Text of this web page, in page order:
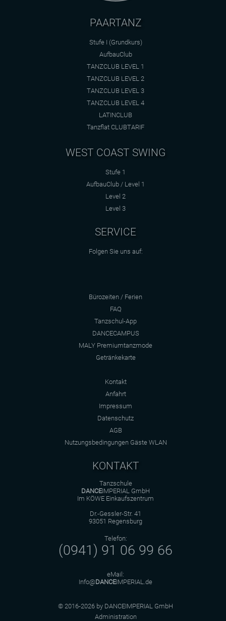
PAARTANZ
Stufe I (Grundkurs)
AufbauClub
TANZCLUB LEVEL 1
TANZCLUB LEVEL 2
TANZCLUB LEVEL 3
TANZCLUB LEVEL 4
LATINCLUB
Tanzflat CLUBTARIF
WEST COAST SWING
Stufe 1
AufbauClub / Level 1
Level 2
Level 3
SERVICE
Folgen Sie uns auf:
Bürozeiten / Ferien
FAQ
Tanzschul-App
DANCECAMPUS
MALY Premiumtanzmode
Getränkekarte
Kontakt
Anfahrt
Impressum
Datenschutz
AGB
Nutzungsbedingungen Gäste WLAN
KONTAKT
Tanzschule
DANCEIMPERIAL GmbH
Im KÖWE Einkaufszentrum
Dr.-Gessler-Str. 41
93051 Regensburg
Telefon:
(0941) 91 06 99 66
eMail:
Info@DANCEIMPERIAL.de
© 2016-2026 by DANCEIMPERIAL GmbH
Administration